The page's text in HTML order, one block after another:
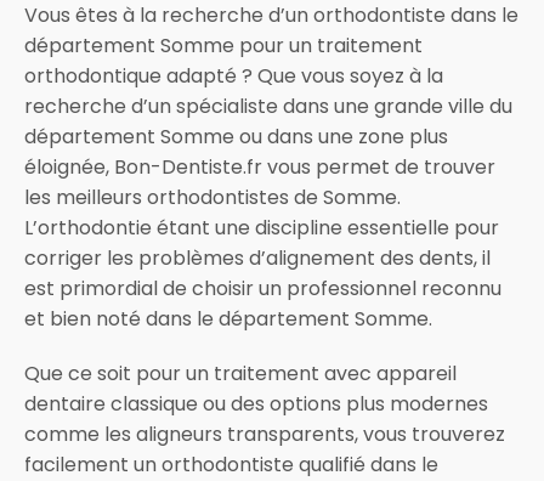
Vous êtes à la recherche d’un orthodontiste dans le
département Somme pour un traitement
orthodontique adapté ? Que vous soyez à la
recherche d’un spécialiste dans une grande ville du
département Somme ou dans une zone plus
éloignée, Bon-Dentiste.fr vous permet de trouver
les meilleurs orthodontistes de Somme.
L’orthodontie étant une discipline essentielle pour
corriger les problèmes d’alignement des dents, il
est primordial de choisir un professionnel reconnu
et bien noté dans le département Somme.
Que ce soit pour un traitement avec appareil
dentaire classique ou des options plus modernes
comme les aligneurs transparents, vous trouverez
facilement un orthodontiste qualifié dans le